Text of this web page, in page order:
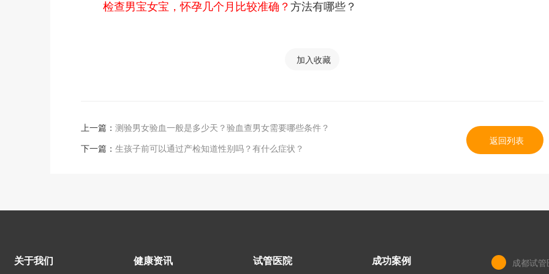
检查男宝女宝，怀孕几个月比较准确？方法有哪些？
加入收藏
上一篇： 测验男女验血一般是多少天？验血查男女需要哪些条件？
下一篇： 生孩子前可以通过产检知道性别吗？有什么症状？
返回列表
关于我们 健康资讯 试管医院 成功案例 成都试管